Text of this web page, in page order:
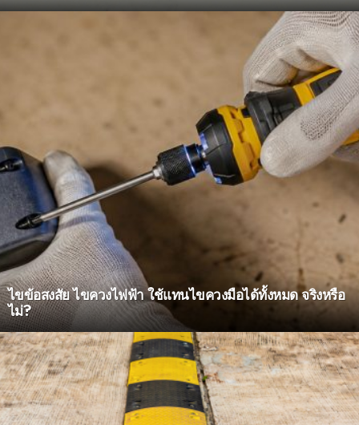
ไขข้อสงสัย ไขควงไฟฟ้า ใช้แทนไขควงมือได้ทั้งหมด จริงหรือ
ไม่?